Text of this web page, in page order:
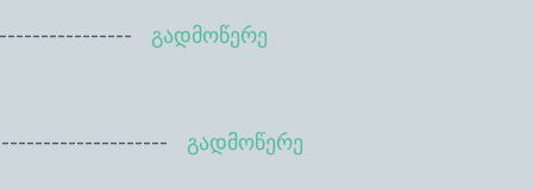
გადმოწერე
გადმოწერე